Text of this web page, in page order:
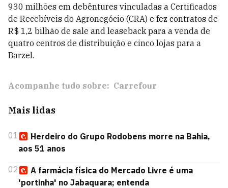
930 milhões em debêntures vinculadas a Certificados
de Recebíveis do Agronegócio (CRA) e fez contratos de
R$ 1,2 bilhão de sale and leaseback para a venda de
quatro centros de distribuição e cinco lojas para a
Barzel.
Acompanhe tudo sobre: Carrefour
Mais lidas
01
Herdeiro do Grupo Rodobens morre na Bahia,
aos 51 anos
02
A farmácia física do Mercado Livre é uma
'portinha' no Jabaquara; entenda